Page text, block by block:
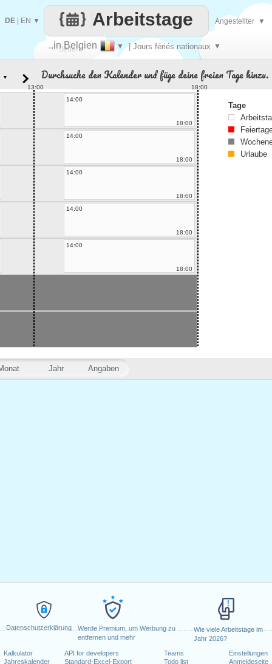
Datenschutzerklärung
Werde Premium, um Werbung zu
entfernen und mehr
Wie viele Arbeitstage im
Jahr 2026?
Kalkulator
Jahreskalender
API for developers
Standard-Excel-Export
Teams
Todo list
Einstellungen
Anmeldeseite
Jeden
..in Belgien ▼ | Jours fériés nationaux ▼
Arbeitstage
DE EN ▼ Angestellter ▼
Jahr Angaben
▼ Durchsuche den Kalender und füge deine freien Tage hinzu.
13:00
18:00
14:00
18:00
14:00
18:00
14:00
18:00
14:00
18:00
14:00
18:00
Tage
Urlaube